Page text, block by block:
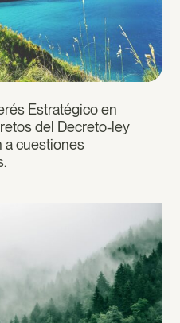
Estratégico en
del Decreto-ley
a cuestiones